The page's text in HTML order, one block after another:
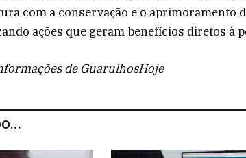
com a conservação e o aprimoramento
ações que geram benefícios diretos à
de GuarulhosHoje